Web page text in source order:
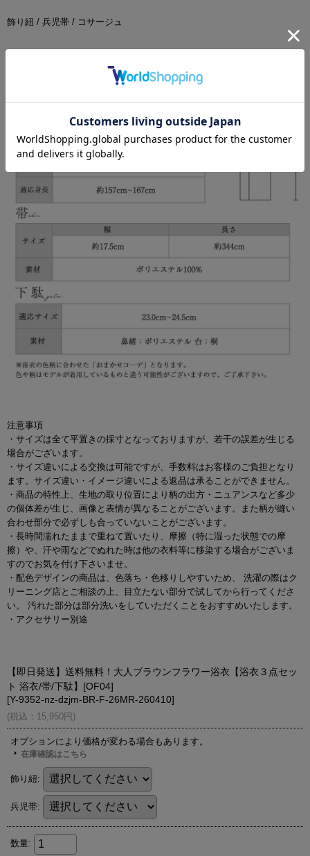
飾り紐 / 兵児帯 / コサージュ
注意事項
・サイズは全て平置きの採寸となっておりますが、若干の誤差が生じる
場合がございます。
・サイズ違いによる交換は可能ですが、手数料はお客様のご負担となり
ます。サイズ違い・イメージ違いによる返品は承ることができません。
・商品の特性上、生地の取り位置により柄の出方・ニュアンスなど多少
の個体差が生じ、画像と表情が異なることがございます。また柄が縫い
合わせ部分で必ずしも合っていないことがございます。
・長時間濡れたままで重ねて置いたり、摩擦（特に湿った状態での摩
擦）や、汗や雨などでぬれた時は他の衣料等に移染する場合がございま
すのでお気を付け下さいませ。
・配色デザインの商品は、色落ち・色移りしやすいため、 洗濯の際はク
リーニング店とご相談の上、目立たない部分で試してから行ってくださ
い。 汚れた部分は部分洗いをしていただくことをおすすめいたします。
・アクセサリー別途